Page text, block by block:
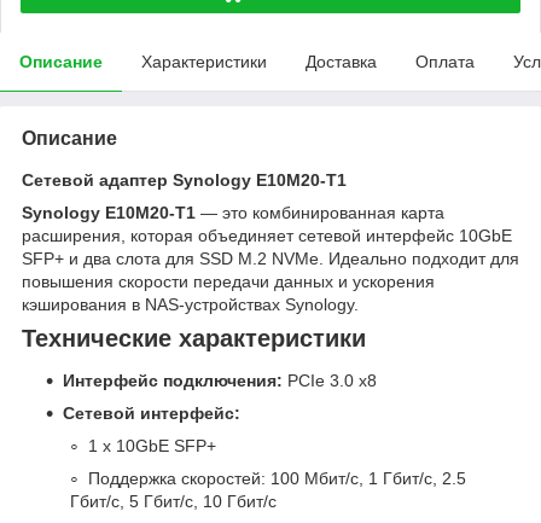
Описание Характеристики Доставка Оплата
Описание
Сетевой адаптер Synology E10M20-T1
Synology E10M20-T1 — это комбинированная карта
расширения, которая объединяет сетевой интерфейс 10GbE
SFP+ и два слота для SSD M.2 NVMe. Идеально подходит для
повышения скорости передачи данных и ускорения
кэширования в NAS-устройствах Synology.
Технические характеристики
Интерфейс подключения: PCIe 3.0 x8
Сетевой интерфейс:
1 x 10GbE SFP+
Поддержка скоростей: 100 Мбит/с, 1 Гбит/с, 2.5
Гбит/с, 5 Гбит/с, 10 Гбит/с